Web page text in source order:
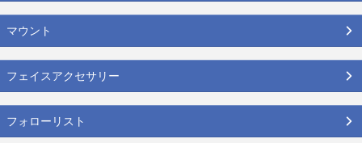
マウント
フェイスアクセサリー
フォローリスト